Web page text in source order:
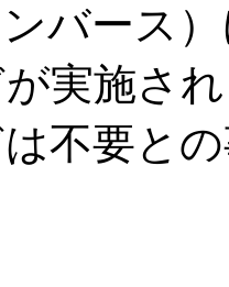
バース
実施さ
不要と